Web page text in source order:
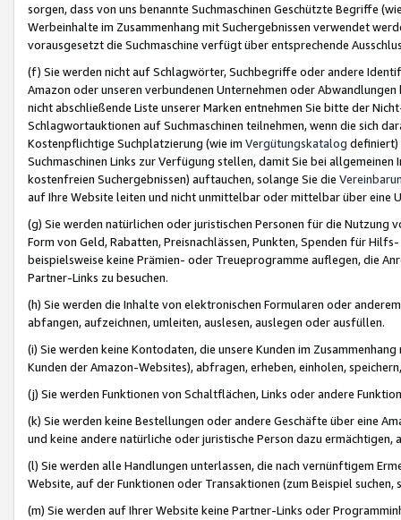
sorgen, dass von uns benannte Suchmaschinen Geschützte Begriffe
Werbeinhalte im Zusammenhang mit Suchergebnissen verwendet
vorausgesetzt die Suchmaschine verfügt über entsprechende
(f) Sie werden nicht auf Schlagwörter, Suchbegriffe oder andere
Amazon oder unseren verbundenen Unternehmen oder
nicht abschließende Liste unserer Marken entnehmen Sie bitte der
Schlagwortauktionen auf Suchmaschinen teilnehmen, wenn die sich
Kostenpflichtige Suchplatzierung (wie im Vergütungskatalog definiert)
Suchmaschinen Links zur Verfügung stellen, damit Sie bei
kostenfreien Suchergebnissen) auftauchen, solange Sie die
auf Ihre Website leiten und nicht unmittelbar oder mittelbar über eine
(g) Sie werden natürlichen oder juristischen Personen für die Nutzung
Form von Geld, Rabatten, Preisnachlässen, Punkten, Spenden für
beispielsweise keine Prämien- oder Treueprogramme auflegen, die
Partner-Links zu besuchen.
(h) Sie werden die Inhalte von elektronischen Formularen oder
abfangen, aufzeichnen, umleiten, auslesen, auslegen oder ausfüllen.
(i) Sie werden keine Kontodaten, die unsere Kunden im
Kunden der Amazon-Websites), abfragen, erheben, einholen,
(j) Sie werden Funktionen von Schaltflächen, Links oder andere
(k) Sie werden keine Bestellungen oder andere Geschäfte über eine
und keine andere natürliche oder juristische Person dazu
(l) Sie werden alle Handlungen unterlassen, die nach vernünftigem
Website, auf der Funktionen oder Transaktionen (zum Beispiel
(m) Sie werden auf Ihrer Website keine Partner-Links oder